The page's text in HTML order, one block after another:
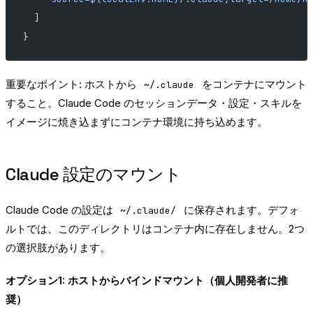
  ]
}
重要なポイント: ホストから ~/.claude
をコンテナにマウント
すること。Claude Code のセッションデータ・設定・スキルを
イメージに焼き込まずにコンテナ環境に持ち込めます。
Claude 設定のマウント
Claude Code の設定は ~/.claude/
に保存されます。デフォ
ルトでは、このディレクトリはコンテナ内に存在しません。2つ
の選択肢があります。
オプション1: ホストからバインドマウント（個人開発者に推
奨）